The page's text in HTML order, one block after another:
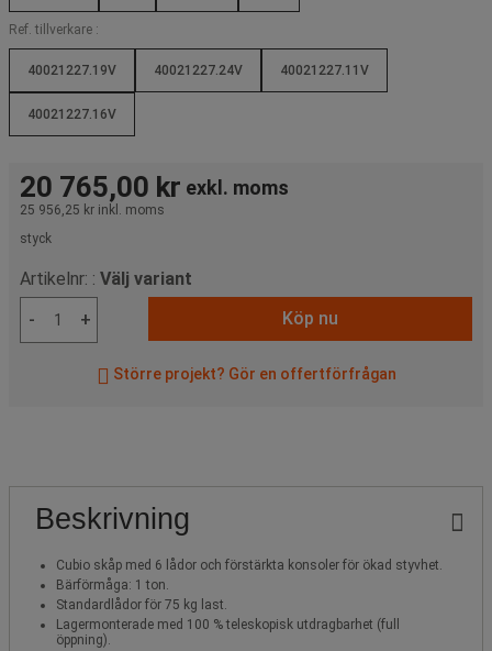
Ref. tillverkare :
40021227.19V 40021227.24V 40021227.11V
40021227.16V
20 765,00 kr exkl. moms
25 956,25 kr inkl. moms
styck
Artikelnr: : Välj variant
-
+ Köp nu
Större projekt? Gör en offertförfrågan
Beskrivning
Cubio skåp med 6 lådor och förstärkta konsoler för ökad styvhet.
Bärförmåga: 1 ton.
Standardlådor för 75 kg last.
Lagermonterade med 100 % teleskopisk utdragbarhet (full
öppning).